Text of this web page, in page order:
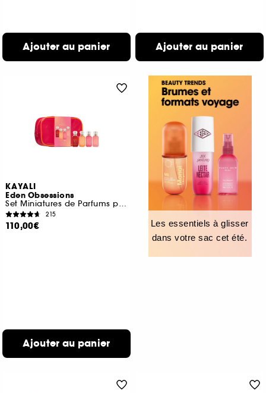
Ajouter au panier Ajouter au panier
KAYALI
Eden Obsessions
Set Miniatures de Parfums pour Femme
215
110,00€
Ajouter au panier
Les essentiels à glisser
dans votre sac cet été.